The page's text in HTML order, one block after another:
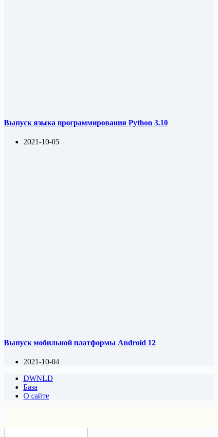
Выпуск языка программирования Python 3.10
2021-10-05
Выпуск мобильной платформы Android 12
2021-10-04
DWNLD
База
О сайте